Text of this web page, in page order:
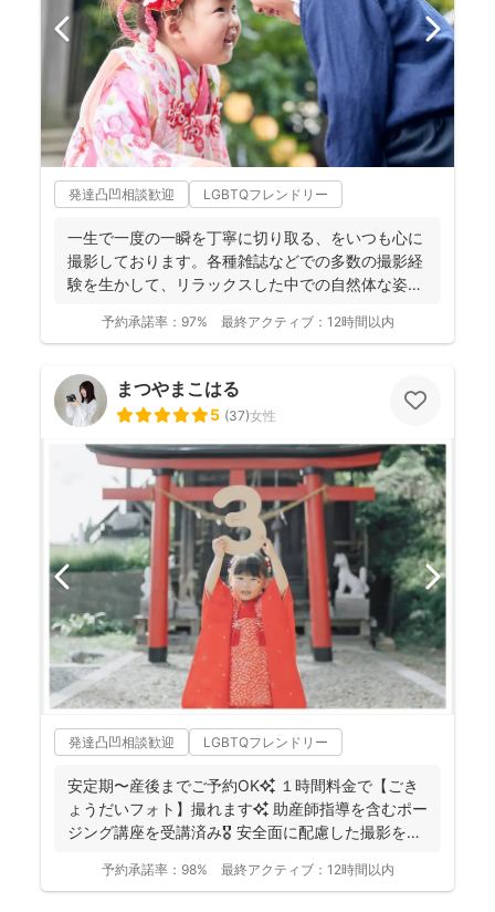
発達凸凹相談歓迎 LGBTQフレンドリー
一生で一度の一瞬を丁寧に切り取る、をいつも心に
撮影しております。各種雑誌などでの多数の撮影経
験を生かして、リラックスした中での自然体な姿の
予約承諾率： 97% 最終アクティブ： 12時間以内
まつやまこはる
5 (37)女性
発達凸凹相談歓迎 LGBTQフレンドリー
安定期〜産後までご予約OK✨ １時間料金で【ごき
ょうだいフォト】撮れます✨ 助産師指導を含むポー
ジング講座を受講済み🎖️ 安全面に配慮した撮影を行
予約承諾率： 98% 最終アクティブ： 12時間以内